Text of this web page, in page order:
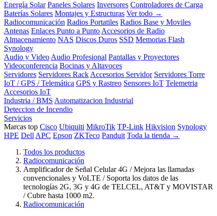
Energía Solar Paneles Solares Inversores Controladores de Carga
Baterías Solares Montajes y Estructuras Ver todo →
Radiocomunicación Radios Portatiles Radios Base y Moviles
Antenas Enlaces Punto a Punto Accesorios de Radio
Almacenamiento NAS Discos Duros SSD Memorias Flash
Synology
Audio y Video Audio Profesional Pantallas y Proyectores
Videoconferencia Bocinas y Altavoces
Servidores Servidores Rack Accesorios Servidor Servidores Torre
IoT / GPS / Telemática GPS y Rastreo Sensores IoT Telemetria
Accesorios IoT
Industria / BMS Automatizacion Industrial
Deteccion de Incendio
Servicios
Marcas top Cisco Ubiquiti MikroTik TP-Link Hikvision Synology
HPE Dell APC Epson ZKTeco Panduit Toda la tienda →
Todos los productos
Radiocomunicación
Amplificador de Señal Celular 4G / Mejora las llamadas
convencionales y VoLTE / Soporta los datos de las
tecnologías 2G, 3G y 4G de TELCEL, AT&T y MOVISTAR
/ Cubre hasta 1000 m2.
Radiocomunicación